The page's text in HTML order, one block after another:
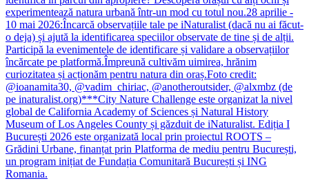
experimentează natura urbană într-un mod cu totul nou.28 aprilie -
10 mai 2026:Încarcă observațiile tale pe iNaturalist (dacă nu ai făcut-
o deja) și ajută la identificarea speciilor observate de tine și de alții.
Participă la evenimentele de identificare și validare a observațiilor
încărcate pe platformă.Împreună cultivăm uimirea, hrănim
curiozitatea și acționăm pentru natura din oraș.Foto credit:
@ioanamita30, @vadim_chiriac, @anotheroutsider, @alxmbz (de
pe inaturalist.org)***City Nature Challenge este organizat la nivel
global de California Academy of Sciences și Natural History
Museum of Los Angeles County și găzduit de iNaturalist. Ediția I
București 2026 este organizată local prin proiectul ROOTS –
Grădini Urbane, finanțat prin Platforma de mediu pentru București,
un program inițiat de Fundația Comunitară București și ING
Romania.